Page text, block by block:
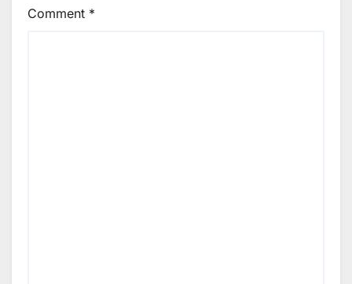
Comment *